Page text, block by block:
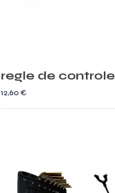
regle de controle
12,60 €